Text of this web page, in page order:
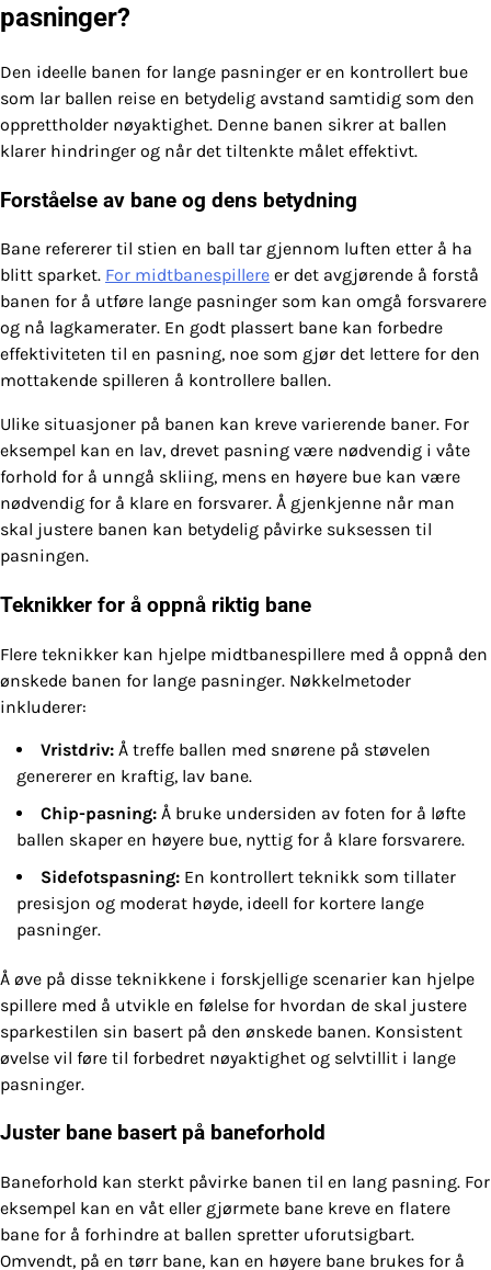
pasninger?
Den ideelle banen for lange pasninger er en kontrollert bue
som lar ballen reise en betydelig avstand samtidig som den
opprettholder nøyaktighet. Denne banen sikrer at ballen
klarer hindringer og når det tiltenkte målet effektivt.
Forståelse av bane og dens betydning
Bane refererer til stien en ball tar gjennom luften etter å ha
blitt sparket. For midtbanespillere er det avgjørende å forstå
banen for å utføre lange pasninger som kan omgå forsvarere
og nå lagkamerater. En godt plassert bane kan forbedre
effektiviteten til en pasning, noe som gjør det lettere for den
mottakende spilleren å kontrollere ballen.
Ulike situasjoner på banen kan kreve varierende baner. For
eksempel kan en lav, drevet pasning være nødvendig i våte
forhold for å unngå skliing, mens en høyere bue kan være
nødvendig for å klare en forsvarer. Å gjenkjenne når man
skal justere banen kan betydelig påvirke suksessen til
pasningen.
Teknikker for å oppnå riktig bane
Flere teknikker kan hjelpe midtbanespillere med å oppnå den
ønskede banen for lange pasninger. Nøkkelmetoder
inkluderer:
Vristdriv: Å treffe ballen med snørene på støvelen
genererer en kraftig, lav bane.
Chip-pasning: Å bruke undersiden av foten for å løfte
ballen skaper en høyere bue, nyttig for å klare forsvarere.
Sidefotspasning: En kontrollert teknikk som tillater
presisjon og moderat høyde, ideell for kortere lange
pasninger.
Å øve på disse teknikkene i forskjellige scenarier kan hjelpe
spillere med å utvikle en følelse for hvordan de skal justere
sparkestilen sin basert på den ønskede banen. Konsistent
øvelse vil føre til forbedret nøyaktighet og selvtillit i lange
pasninger.
Juster bane basert på baneforhold
Baneforhold kan sterkt påvirke banen til en lang pasning. For
eksempel kan en våt eller gjørmete bane kreve en flatere
bane for å forhindre at ballen spretter uforutsigbart.
Omvendt, på en tørr bane, kan en høyere bane brukes for å